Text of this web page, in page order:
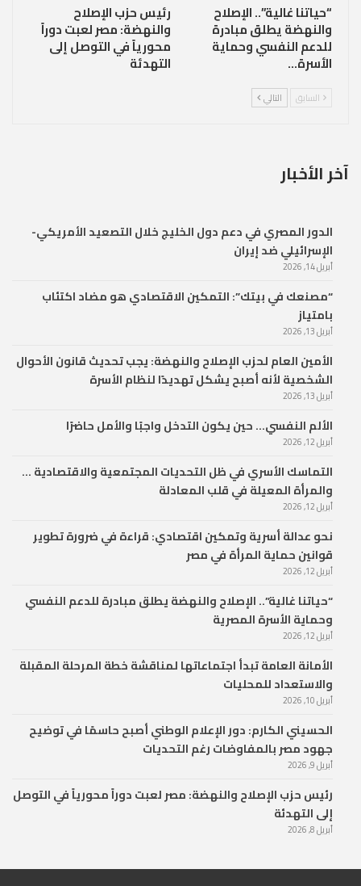
“حياتنا غالية”.. الإصلاح
والنهضة يطلق مبادرة
للدعم النفسي وحماية
الأسرة…
رئيس حزب الإصلاح
والنهضة: مصر لعبت دوراً
محورياً في التوصل إلى
التهدئة
السابق التالي
آخر الأخبار
الدور المصري في دعم دول الخليج خلال التصعيد الأمريكي-
الإسرائيلي ضد إيران
أبريل 14, 2026
“مصنعك في بيتك”: التمكين الاقتصادي هو مضاد اكتئاب
بامتياز
أبريل 13, 2026
الأمين العام لحزب الإصلاح والنهضة: يجب تحديث قانون الأحوال
الشخصية لأنه أصبح يشكل تهديدًا لنظام الأسرة
أبريل 13, 2026
الألم النفسي… حين يكون التدخل واجبًا والأمل حاضرًا
أبريل 12, 2026
التماسك الأسري في ظل التحديات المجتمعية والاقتصادية …
والمرأة المعيلة في قلب المعادلة
أبريل 12, 2026
نحو عدالة أسرية وتمكين اقتصادي: قراءة في ضرورة تطوير
قوانين حماية المرأة في مصر
أبريل 12, 2026
“حياتنا غالية”.. الإصلاح والنهضة يطلق مبادرة للدعم النفسي
وحماية الأسرة المصرية
أبريل 12, 2026
الأمانة العامة تبدأ اجتماعاتها لمناقشة خطة المرحلة المقبلة
والاستعداد للمحليات
أبريل 10, 2026
الحسيني الكارم: دور الإعلام الوطني أصبح حاسمًا في توضيح
جهود مصر بالمفاوضات رغم التحديات
أبريل 9, 2026
رئيس حزب الإصلاح والنهضة: مصر لعبت دوراً محورياً في التوصل
إلى التهدئة
أبريل 8, 2026